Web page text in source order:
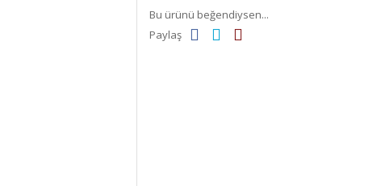
Bu ürünü beğendiysen...
Paylaş